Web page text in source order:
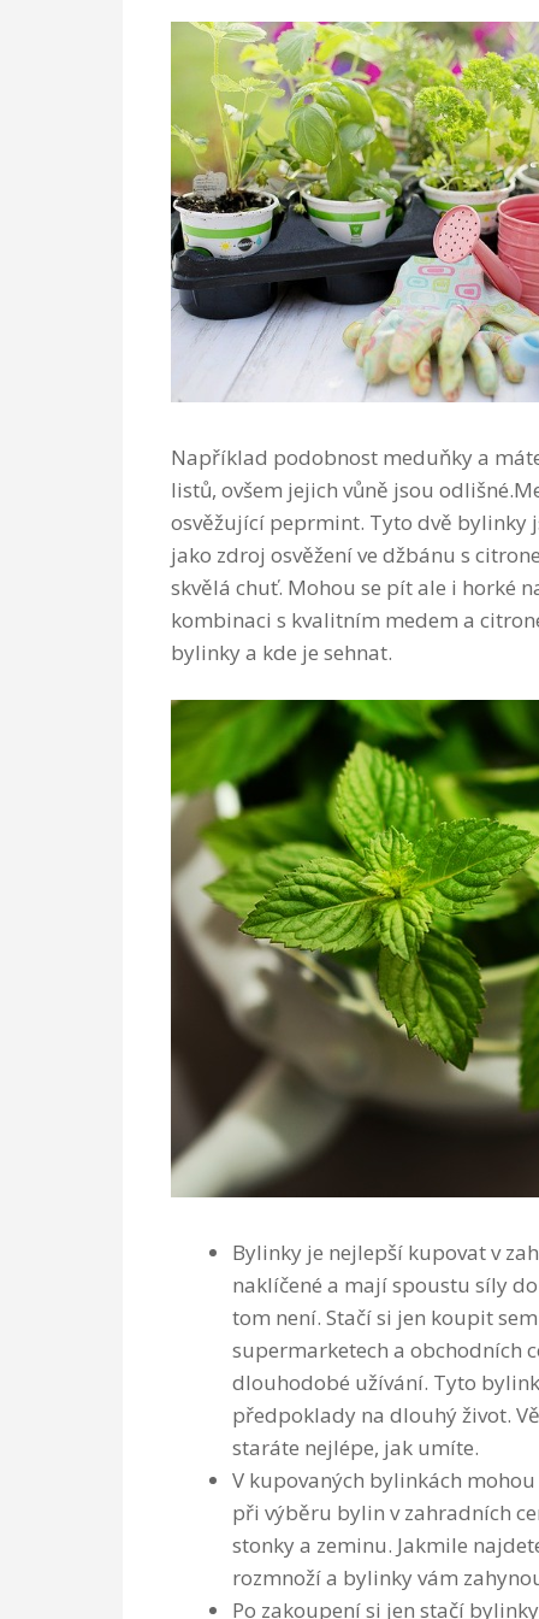
Například podobnost meduňky a
listů, ovšem jejich vůně jsou
osvěžující peprmint. Tyto dvě bylinky
jako zdroj osvěžení ve džbánu s
skvělá chuť. Mohou se pít ale i horké
kombinaci s kvalitním medem a
bylinky a kde je sehnat.
Bylinky je nejlepší kupovat v
naklíčené a mají spoustu síly
tom není. Stačí si jen koupit
supermarketech a obchodních
dlouhodobé užívání. Tyto
předpoklady na dlouhý život.
staráte nejlépe, jak umíte.
V kupovaných bylinkách
při výběru bylin v zahradních
stonky a zeminu. Jakmile
rozmnoží a bylinky vám
Po zakoupení si jen stačí